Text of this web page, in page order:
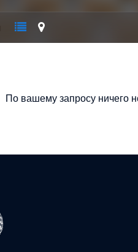
По вашему запросу ничего